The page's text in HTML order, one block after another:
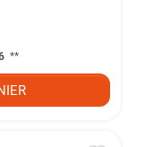
**